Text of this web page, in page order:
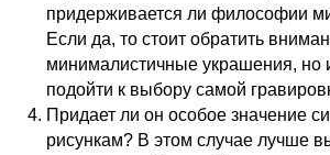
придерживается ли философии
Если да, то стоит обратить
минималистичные украшения, но
подойти к выбору самой
Придает ли он особое значение
рисункам? В этом случае лучше